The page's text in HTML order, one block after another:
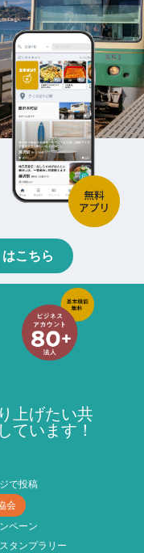
こちら
上げたい共
ています！
で投稿
会
ペーン
タンプラリー